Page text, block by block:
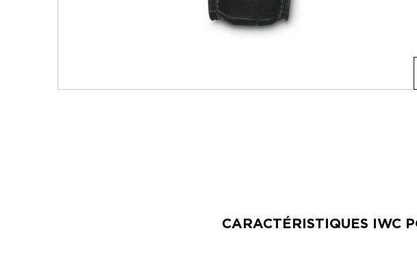
CARACTÉRISTIQUES IWC